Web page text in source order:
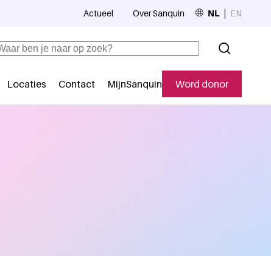
Secundaire navigatie
Locaties Contact MijnSanquin Word donor
Actueel Over Sanquin NL EN
Zoeken